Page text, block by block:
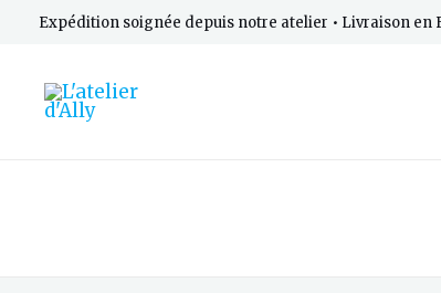
AllerExpédition soignée depuis notre atelier • Livraison en